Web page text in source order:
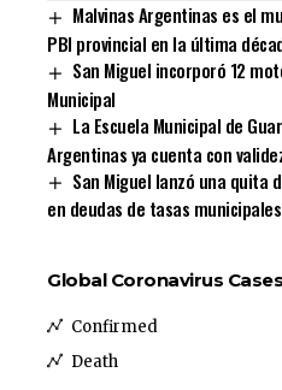
Malvinas Argentinas es el
PBI provincial en la última
San Miguel incorporó 12
Municipal
La Escuela Municipal de
Argentinas ya cuenta con
San Miguel lanzó una quita
en deudas de tasas municipales
Global Coronavirus Cases
Confirmed
Death